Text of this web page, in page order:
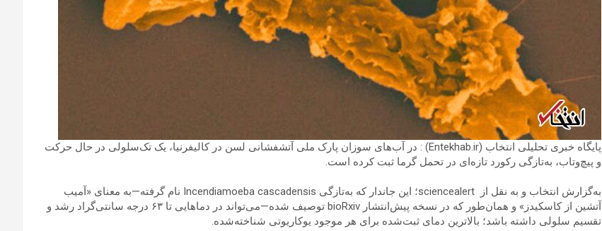
پایگاه خبری تحلیلی انتخاب (Entekhab.ir) : در آب‌های سوزان پارک ملی آتشفشانی لسن در کالیفرنیا، یک تک‌سلولی در حال حرکت
و پیچ‌وتاب، به‌تازگی رکورد تازه‌ای در تحمل گرما ثبت کرده است.
به‌گزارش انتخاب و به نقل از sciencealert؛ این جاندار که به‌تازگی Incendiamoeba cascadensis نام گرفته—به معنای «آمیب
آتشین از کاسکیدز» و همان‌طور که در نسخه پیش‌انتشار bioRxiv توصیف شده—می‌تواند در دماهایی تا ۶۳ درجه سانتی‌گراد رشد و
تقسیم سلولی داشته باشد؛ بالاترین دمای ثبت‌شده برای هر موجود یوکاریوتی شناخته‌شده.